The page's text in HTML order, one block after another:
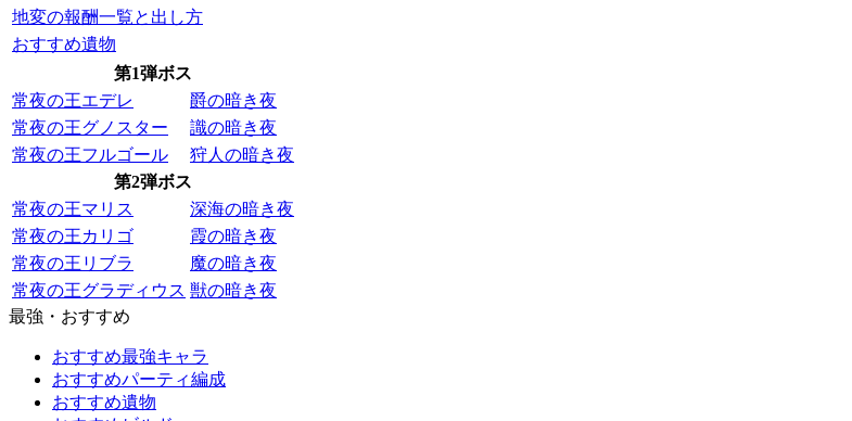
地変の報酬一覧と出し方
おすすめ遺物
第1弾ボス
常夜の王エデレ
爵の暗き夜
常夜の王グノスター
識の暗き夜
常夜の王フルゴール
狩人の暗き夜
第2弾ボス
常夜の王マリス
深海の暗き夜
常夜の王カリゴ
霞の暗き夜
常夜の王リブラ
魔の暗き夜
常夜の王グラディウス 獣の暗き夜
最強・おすすめ
おすすめ最強キャラ
おすすめパーティ編成
おすすめ遺物